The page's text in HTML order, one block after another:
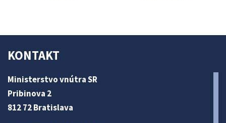
KONTAKT
Ministerstvo vnútra SR
Pribinova 2
812 72 Bratislava